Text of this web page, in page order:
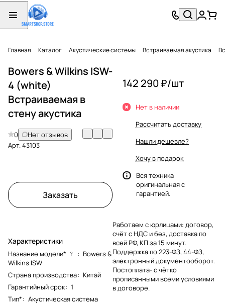
Главная Каталог Акустические системы Встраиваемая акустика
Bowers & Wilkins ISW-
4 (white)
Встраиваемая в
стену акустика
0
Нет отзывов
Арт.43103
Заказать
Характеристики
Название модели* ? : Bowers &
Wilkins ISW
Страна производства: Китай
Гарантийный срок: 1
Тип*: Акустическая система
142 290 ₽/шт
Нет в наличии
Рассчитать доставку
Нашли дешевле?
Хочу в подарок
Вся техника
оригинальная с
гарантией.
Работаем с юрлицами: договор,
счёт с НДС и без, доставка по
всей РФ, КП за 15 минут.
Поддержка по 223-ФЗ, 44-ФЗ,
электронный документооборот.
Постоплата- с чётко
прописанными всеми условиями
в договоре.